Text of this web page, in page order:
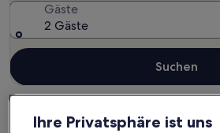
Gäste
2 Gäste
Suchen
Ihre Privatsphäre ist uns